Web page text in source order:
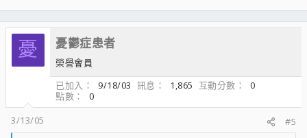
憂 憂鬱症患者
榮譽會員
已加入
9/18/03 訊息 1,865 互動分數
0
點數
0
3/13/05
#5